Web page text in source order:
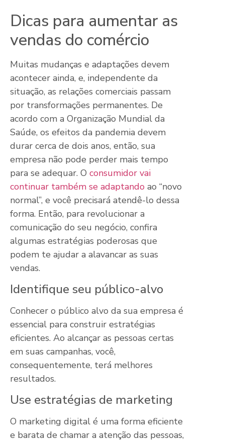
Dicas para aumentar as
vendas do comércio
Muitas mudanças e adaptações devem
acontecer ainda, e, independente da
situação, as relações comerciais passam
por transformações permanentes. De
acordo com a Organização Mundial da
Saúde, os efeitos da pandemia devem
durar cerca de dois anos, então, sua
empresa não pode perder mais tempo
para se adequar. O consumidor vai
continuar também se adaptando ao “novo
normal”, e você precisará atendê-lo dessa
forma. Então, para revolucionar a
comunicação do seu negócio, confira
algumas estratégias poderosas que
podem te ajudar a alavancar as suas
vendas.
Identifique seu público-alvo
Conhecer o público alvo da sua empresa é
essencial para construir estratégias
eficientes. Ao alcançar as pessoas certas
em suas campanhas, você,
consequentemente, terá melhores
resultados.
Use estratégias de marketing
O marketing digital é uma forma eficiente
e barata de chamar a atenção das pessoas,